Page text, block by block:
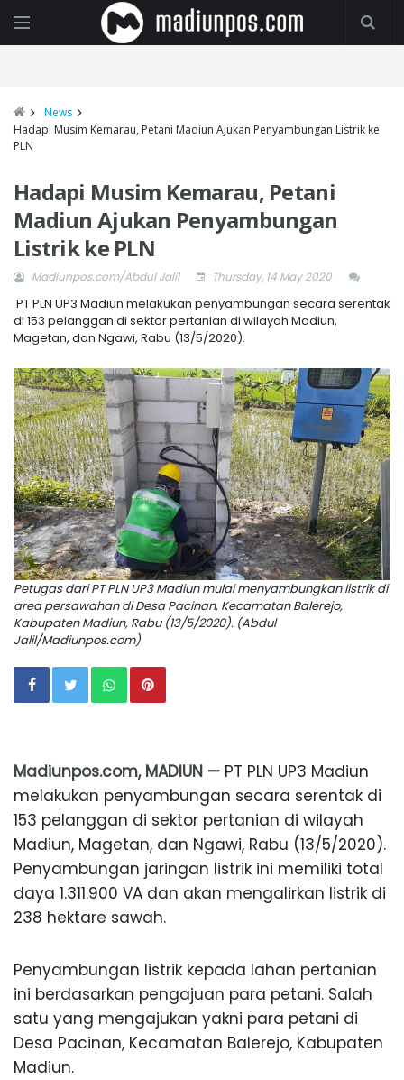
News
Hadapi Musim Kemarau, Petani Madiun Ajukan Penyambungan Listrik ke
PLN
Hadapi Musim Kemarau, Petani
Madiun Ajukan Penyambungan
Listrik ke PLN
Madiunpos.com/Abdul Jalil Thursday, 14 May 2020
PT PLN UP3 Madiun melakukan penyambungan secara serentak
di 153 pelanggan di sektor pertanian di wilayah Madiun,
Magetan, dan Ngawi, Rabu (13/5/2020).
Petugas dari PT PLN UP3 Madiun mulai menyambungkan listrik di
area persawahan di Desa Pacinan, Kecamatan Balerejo,
Kabupaten Madiun, Rabu (13/5/2020). (Abdul
Jalil/Madiunpos.com)
Madiunpos.com, MADIUN — PT PLN UP3 Madiun
melakukan penyambungan secara serentak di
153 pelanggan di sektor pertanian di wilayah
Madiun, Magetan, dan Ngawi, Rabu (13/5/2020).
Penyambungan jaringan listrik ini memiliki total
daya 1.311.900 VA dan akan mengalirkan listrik di
238 hektare sawah.
Penyambungan listrik kepada lahan pertanian
ini berdasarkan pengajuan para petani. Salah
satu yang mengajukan yakni para petani di
Desa Pacinan, Kecamatan Balerejo, Kabupaten
Madiun.